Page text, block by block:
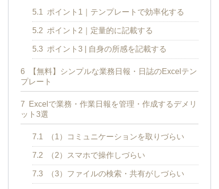
5.1 ポイント1｜テンプレートで効率化する
5.2 ポイント2｜定量的に記載する
5.3 ポイント3 | 自身の所感を記載する
6
【無料】シンプルな業務日報・日誌のExcelテン
プレート
7
Excelで業務・作業日報を管理・作成するデメリ
ット3選
7.1 （1）コミュニケーションを取りづらい
7.2 （2）スマホで操作しづらい
7.3 （3）ファイルの検索・共有がしづらい